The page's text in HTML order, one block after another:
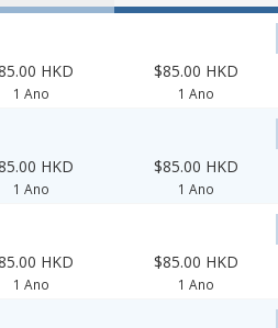
HKD
1 Ano
$85.00 HKD
1 Ano
HKD
1 Ano
$85.00 HKD
1 Ano
HKD
1 Ano
$85.00 HKD
1 Ano